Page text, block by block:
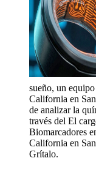
sueño, un
California en
de analizar la
través del El
Biomarcadores
California en
Grítalo.